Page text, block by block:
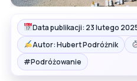
Data publikacji: 23 lutego
Autor: Hubert Podróżnik
#Podróżowanie